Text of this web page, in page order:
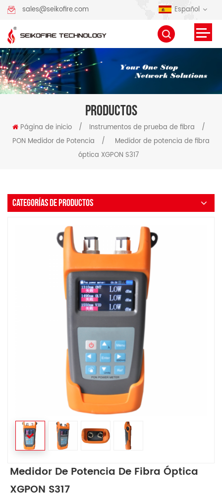
sales@seikofire.com Español
PRODUCTOS
Página de inicio / Instrumentos de prueba de fibra
/
PON Medidor de Potencia
/
Medidor de potencia de fibra
óptica XGPON S317
CATEGORÍAS DE PRODUCTOS
Medidor De Potencia De Fibra Óptica
XGPON S317